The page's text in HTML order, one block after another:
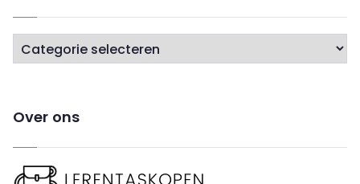
C
a
e
o
r
Over ons